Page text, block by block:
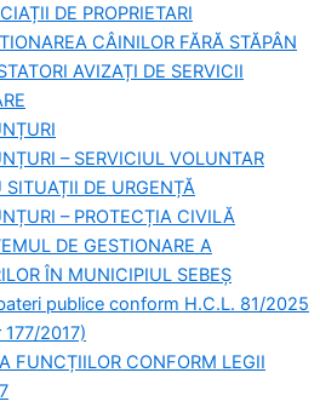
DE PROPRIETARI
CÂINILOR FĂRĂ STĂPÂN
AVIZAȚI DE SERVICII
– SERVICIUL VOLUNTAR
SITUAȚII DE URGENȚĂ
– PROTECȚIA CIVILĂ
DE GESTIONARE A
ÎN MUNICIPIUL SEBEȘ
publice conform H.C.L. 81/2025
2017)
FUNCȚIILOR CONFORM LEGII